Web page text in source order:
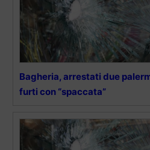
Bagheria, arrestati due
furti con “spaccata”